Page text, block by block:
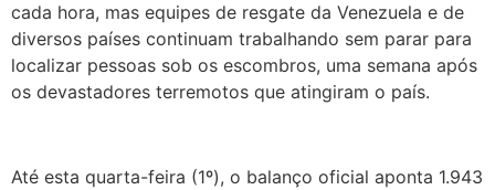
cada hora, mas equipes de resgate da Venezuela e de
diversos países continuam trabalhando sem parar para
localizar pessoas sob os escombros, uma semana após
os devastadores terremotos que atingiram o país.
Até esta quarta-feira (1º), o balanço oficial aponta 1.943